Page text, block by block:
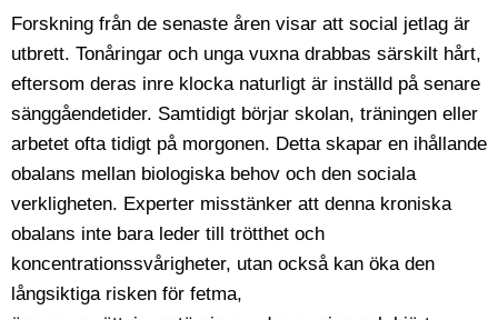
Forskning från de senaste åren visar att social jetlag är
utbrett. Tonåringar och unga vuxna drabbas särskilt hårt,
eftersom deras inre klocka naturligt är inställd på senare
sänggåendetider. Samtidigt börjar skolan, träningen eller
arbetet ofta tidigt på morgonen. Detta skapar en ihållande
obalans mellan biologiska behov och den sociala
verkligheten. Experter misstänker att denna kroniska
obalans inte bara leder till trötthet och
koncentrationssvårigheter, utan också kan öka den
långsiktiga risken för fetma,